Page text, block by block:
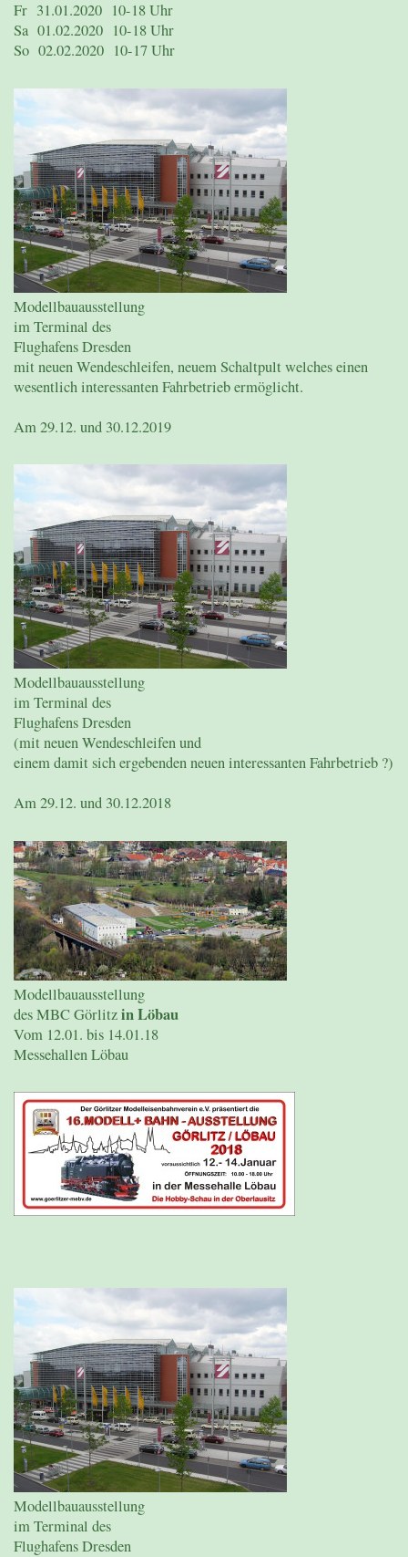
Fr 31.01.2020 10-18 Uhr
Sa 01.02.2020 10-18 Uhr
So 02.02.2020 10-17 Uhr
Modellbauausstellung
im Terminal des
Flughafens Dresden
mit neuen Wendeschleifen, neuem Schaltpult welches einen
wesentlich interessanten Fahrbetrieb ermöglicht.
Am 29.12. und 30.12.2019
Modellbauausstellung
im Terminal des
Flughafens Dresden
(mit neuen Wendeschleifen und
einem damit sich ergebenden neuen interessanten Fahrbetrieb ?)
Am 29.12. und 30.12.2018
Modellbauausstellung
des MBC Görlitzin Löbau
Vom 12.01. bis 14.01.18
Messehallen Löbau
Modellbauausstellung
im Terminal des
Flughafens Dresden